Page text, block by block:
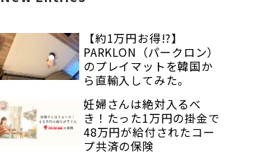
【約1万円お得!?】
PARKLON（パークロン）
のプレイマットを韓国か
ら直輸入してみた。
妊婦さんは絶対入るべ
き！たった1万円の掛金で
48万円が給付されたコー
プ共済の保険